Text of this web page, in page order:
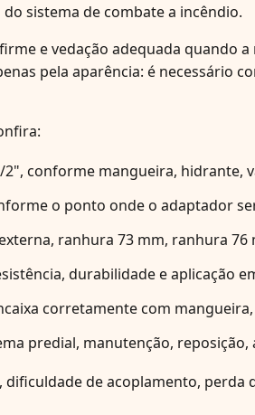
sistema de combate a incêndio.
e vedação adequada quando
pela aparência: é necessário
2", conforme mangueira, hidrante,
o ponto onde o adaptador
ranhura 73 mm, ranhura
durabilidade e aplicação
corretamente com
predial, manutenção,
de acoplamento, perda